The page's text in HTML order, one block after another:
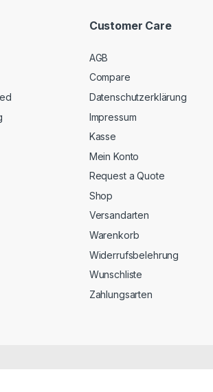
Customer Care
AGB
Compare
Datenschutzerklärung
Impressum
Kasse
Mein Konto
Request a Quote
Shop
Versandarten
Warenkorb
Widerrufsbelehrung
Wunschliste
Zahlungsarten